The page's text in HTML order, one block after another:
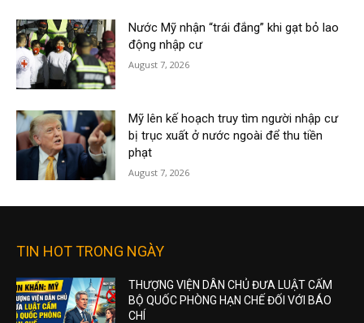
Nước Mỹ nhận “trái đắng” khi gạt bỏ lao
động nhập cư
August 7, 2026
Mỹ lên kế hoạch truy tìm người nhập cư
bị trục xuất ở nước ngoài để thu tiền
phạt
August 7, 2026
TIN HOT TRONG NGÀY
THƯỢNG VIỆN DÂN CHỦ ĐƯA LUẬT CẤM
BỘ QUỐC PHÒNG HẠN CHẾ ĐỐI VỚI BÁO
CHÍ